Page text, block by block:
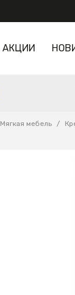
АКЦИИ
Мягкая мебель /